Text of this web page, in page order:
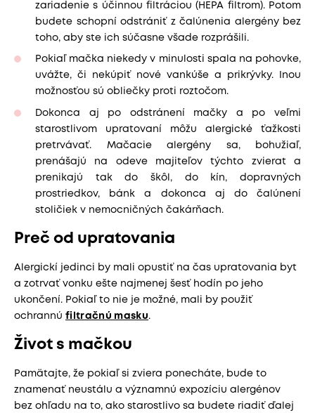
zariadenie s účinnou filtráciou (HEPA filtrom). Potom
budete schopní odstrániť z čalúnenia alergény bez
toho, aby ste ich súčasne všade rozprášili.
Pokiaľ mačka niekedy v minulosti spala na pohovke,
uvážte, či nekúpiť nové vankúše a prikrývky. Inou
možnosťou sú obliečky proti roztočom.
Dokonca aj po odstránení mačky a po veľmi
starostlivom upratovaní môžu alergické ťažkosti
pretrvávať. Mačacie alergény sa, bohužiaľ,
prenášajú na odeve majiteľov týchto zvierat a
prenikajú tak do škôl, do kín, dopravných
prostriedkov, bánk a dokonca aj do čalúnení
stoličiek v nemocničných čakárňach.
Preč od upratovania
Alergickí jedinci by mali opustiť na čas upratovania byt
a zotrvať vonku ešte najmenej šesť hodín po jeho
ukončení. Pokiaľ to nie je možné, mali by použiť
ochrannú filtračnú masku.
Život s mačkou
Pamätajte, že pokiaľ si zviera ponecháte, bude to
znamenať neustálu a významnú expozíciu alergénov
bez ohľadu na to, ako starostlivo sa budete riadiť ďalej